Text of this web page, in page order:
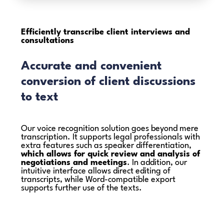
Efficiently transcribeclient interviews and
consultations
Accurate and convenient
conversion of client discussions
to text
Our voice recognition solution goes beyond mere
transcription. It supports legal professionals with
extra features such as speaker differentiation,
which allows for quick review and analysis of
negotiations and meetings. In addition, our
intuitive interface allows direct editing of
transcripts, while Word-compatible export
supports further use of the texts.